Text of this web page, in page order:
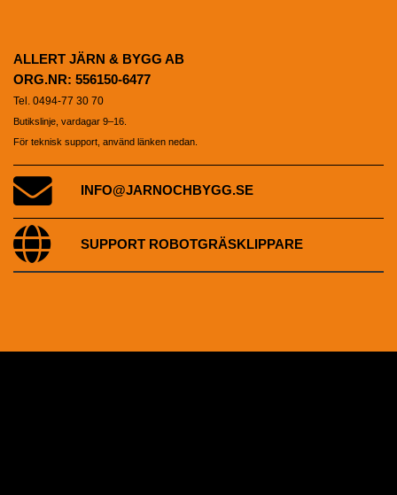
ALLERT JÄRN & BYGG AB
ORG.NR: 556150-6477
Tel. 0494-77 30 70
Butikslinje, vardagar 9–16.
För teknisk support, använd länken nedan.
INFO@JARNOCHBYGG.SE
SUPPORT ROBOTGRÄSKLIPPARE